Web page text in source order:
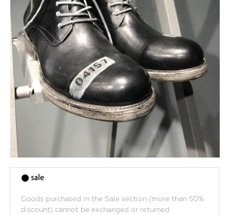
Goods purchased in the Sale section (more than 50%
discount) cannot be exchanged or returned.